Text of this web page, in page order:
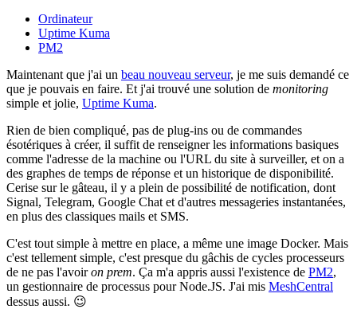
Ordinateur
Uptime Kuma
PM2
Maintenant que j'ai un beau nouveau serveur, je me suis demandé ce
que je pouvais en faire. Et j'ai trouvé une solution de monitoring
simple et jolie, Uptime Kuma.
Rien de bien compliqué, pas de plug-ins ou de commandes
ésotériques à créer, il suffit de renseigner les informations basiques
comme l'adresse de la machine ou l'URL du site à surveiller, et on a
des graphes de temps de réponse et un historique de disponibilité.
Cerise sur le gâteau, il y a plein de possibilité de notification, dont
Signal, Telegram, Google Chat et d'autres messageries instantanées,
en plus des classiques mails et SMS.
C'est tout simple à mettre en place, a même une image Docker. Mais
c'est tellement simple, c'est presque du gâchis de cycles processeurs
de ne pas l'avoiron prem. Ça m'a appris aussi l'existence de PM2,
un gestionnaire de processus pour Node.JS. J'ai mis MeshCentral
dessus aussi. 😉